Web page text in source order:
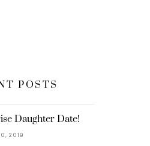
POSTS
Daughter Date!
2019